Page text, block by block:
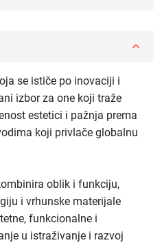
se ističe po inovaciji i
izbor za one koji traže
estetici i pažnja prema
koji privlače globalnu
oblik i funkciju,
i vrhunske materijale
funkcionalne i
u istraživanje i razvoj